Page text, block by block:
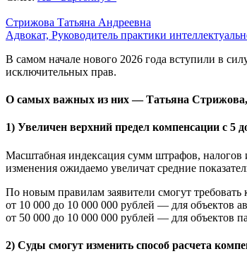
Стрижова Татьяна Андреевна
Адвокат, Руководитель практики
В самом начале нового 2026 года вступили в
исключительных прав.
О самых важных из них — Татьяна Стрижова,
1) Увеличен верхний предел компенсации с 5
Масштабная индексация сумм штрафов,
изменения ожидаемо увеличат средние
По новым правилам заявители смогут требовать
от 10 000 до 10 000 000 рублей — для объектов
от 50 000 до 10 000 000 рублей — для объектов
2) Суды смогут изменить способ расчета